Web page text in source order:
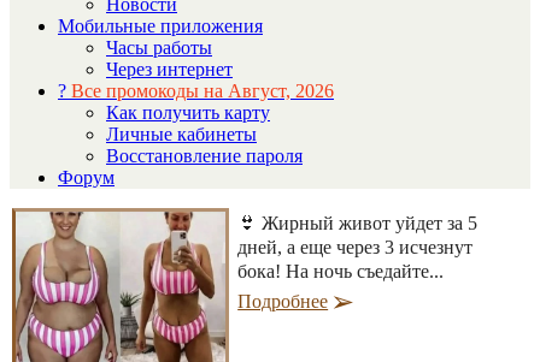
Новости
Мобильные приложения
Часы работы
Через интернет
? Все промокоды на Август, 2026
Как получить карту
Личные кабинеты
Восстановление пароля
Форум
👙 Жирный живот уйдет за 5
дней, а еще через 3 исчезнут
бока! На ночь съедайте...
Подробнее